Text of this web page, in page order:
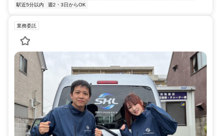
駅近5分以内
週2・3日からOK
業務委託